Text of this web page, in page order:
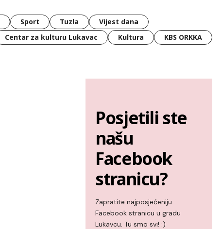
Sport Tuzla
Vijest dana
Centar za kulturu Lukavac Kultura
KBS ORKKA
Posjetili ste
našu
Facebook
stranicu?
Zapratite najposjećeniju
Facebook stranicu u gradu
Lukavcu. Tu smo svi! :)